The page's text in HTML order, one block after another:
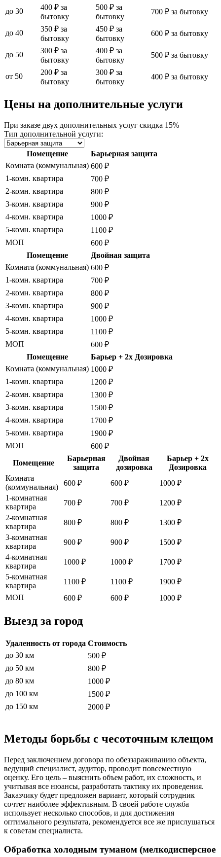
до 30
400 ₽ за
бытовку
500 ₽ за
бытовку
700 ₽ за бытовку
до 40
350 ₽ за
бытовку
450 ₽ за
бытовку
600 ₽ за бытовку
до 50
300 ₽ за
бытовку
400 ₽ за
бытовку
500 ₽ за бытовку
от 50
200 ₽ за
бытовку
300 ₽ за
бытовку
400 ₽ за бытовку
Цены на дополнительные услуги
При заказе двух дополнительных услуг скидка 15%
Тип дополнительной услуги:
Помещение
Барьерная защита
Комната (коммунальная) 600 ₽
1-комн. квартира
700 ₽
2-комн. квартира
800 ₽
3-комн. квартира
900 ₽
4-комн. квартира
1000 ₽
5-комн. квартира
1100 ₽
МОП
600 ₽
Помещение
Двойная защита
Комната (коммунальная) 600 ₽
1-комн. квартира
700 ₽
2-комн. квартира
800 ₽
3-комн. квартира
900 ₽
4-комн. квартира
1000 ₽
5-комн. квартира
1100 ₽
МОП
600 ₽
Помещение
Барьер + 2x Дозировка
Комната (коммунальная) 1000 ₽
1-комн. квартира
1200 ₽
2-комн. квартира
1300 ₽
3-комн. квартира
1500 ₽
4-комн. квартира
1700 ₽
5-комн. квартира
1900 ₽
МОП
600 ₽
Помещение
Барьерная
защита
Двойная
дозировка
Барьер + 2x
Дозировка
Комната
(коммунальная)
600 ₽ 600 ₽
1000 ₽
1-комнатная
квартира
700 ₽ 700 ₽
1200 ₽
2-комнатная
квартира
800 ₽ 800 ₽
1300 ₽
3-комнатная
квартира
900 ₽ 900 ₽
1500 ₽
4-комнатная
квартира
1000 ₽ 1000 ₽
1700 ₽
5-комнатная
квартира
1100 ₽ 1100 ₽
1900 ₽
МОП
600 ₽ 600 ₽ 1000 ₽
Выезд за город
Удаленность от города Стоимость
до 30 км
500 ₽
до 50 км
800 ₽
до 80 км
1000 ₽
до 100 км
1500 ₽
до 150 км
2000 ₽
Методы борьбы с чесоточным клещом
Перед заключением договора по обеззараживанию объекта,
ведущий специалист, аудитор, проводит повсеместную
оценку. Его цель – выяснить объем работ, их сложность, и
учитывая все нюансы, разработать тактику их проведения.
Заказчику будет предложен вариант, который сотрудник
сочтет наиболее эффективным. В своей работе служба
использует несколько способов, и для достижения
оптимального результата, рекомендуется все же прислушаться
к советам специалиста.
Обработка холодным туманом (мелкодисперсное